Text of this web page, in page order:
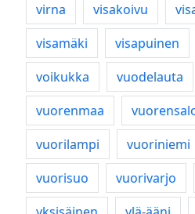
virna
visakoivu
visamäki
visapuinen
voikukka
vuodelauta
vuorenmaa
vuorilampi
vuoriniemi
vuorisuo
vuorivarjo